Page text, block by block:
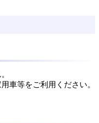
車等をご利用ください。